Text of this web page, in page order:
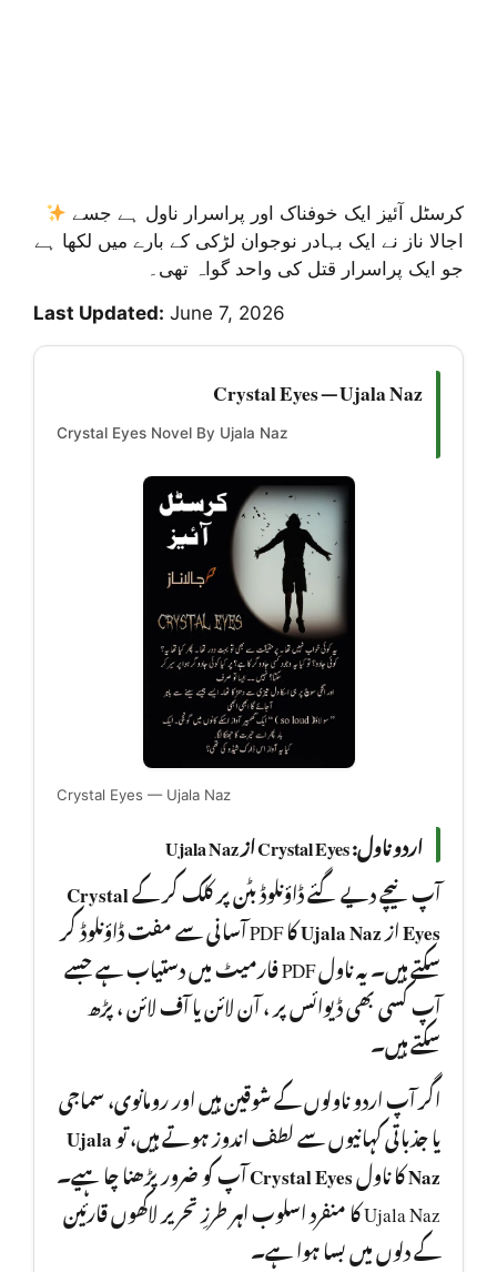
اجالا ناز نے ایک بہادر نوجوان لڑکی کے بارے میں لکھا ہے
جو ایک پراسرار قتل کی واحد گواہ تھی۔
Last Updated: June 7, 2026
Crystal Eyes — Ujala Naz
Crystal Eyes Novel By Ujala Naz
Crystal Eyes — Ujala Naz
اردو ناول: Crystal Eyes از Ujala Naz
آپ نیچے دیے گئے ڈاؤنلوڈ بٹن پر کلک کر کےCrystal
EyesازUjala Naz
کا PDF آسانی سے مفت ڈاؤنلوڈ کر
سکتے ہیں۔ یہ ناول PDF فارمیٹ میں دستیاب ہے جسے
آپ کسی بھی ڈیوائس پر ، آن لائن یا آف لائن ، پڑھ
سکتے ہیں۔
اگر آپ اردو ناولوں کے شوقین ہیں اور رومانوی، سماجی
یا جذباتی کہانیوں سے لطف اندوز ہوتے ہیں، توUjala
Nazکا ناولCrystal Eyesآپ کو ضرور پڑھنا چا ہیے۔
Ujala Naz کا منفرد اسلوب اہر طرزِ تحریر لاکھوں قارئین
کے دلوں میں بسا ہوا ہے۔